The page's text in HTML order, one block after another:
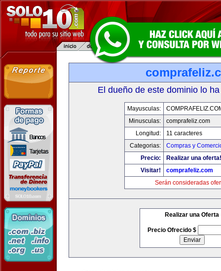
El dueño de este dominio lo
Mayusculas:
Minusculas:
comprafeliz.com
Longitud:
11 caracteres
Categorias:
Compras y
Precio:
Realizar una oferta!
Visitar!
comprafeliz.com
Serán consideradas
Realizar una Oferta
Precio Ofrecido $